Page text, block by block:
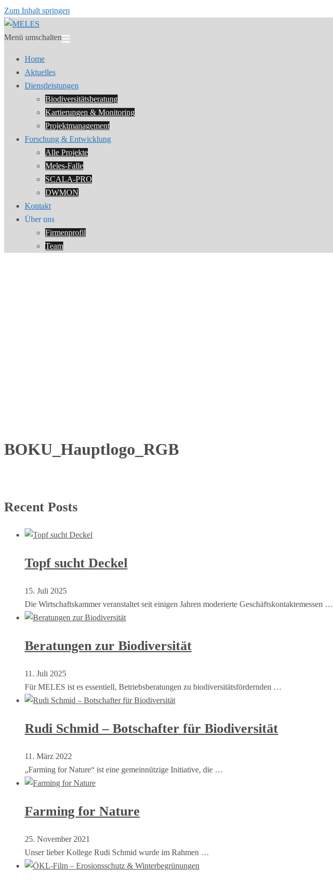
Zum Inhalt springen
Menü umschalten
Home
Aktuelles
Dienstleistungen
Biodiversitätsberatung
Kartierungen & Monitoring
Projektmanagement
Forschung & Entwicklung
Alle Projekte
Meles-Falle
SCALA-PRO
DWMON
Kontakt
Über uns
Firmenprofil
Team
BOKU_Hauptlogo_RGB
Recent Posts
Topf sucht Deckel
15. Juli 2025
Die Wirtschaftskammer veranstaltet seit einigen Jahren moderierte Geschäftskontaktemessen …
Beratungen zur Biodiversität
11. Juli 2025
Für MELES ist es essentiell, Betriebsberatungen zu biodiversitätsfördernden …
Rudi Schmid – Botschafter für Biodiversität
11. März 2022
„Farming for Nature“ ist eine gemeinnützige Initiative, die …
Farming for Nature
25. November 2021
Unser lieber Kollege Rudi Schmid wurde im Rahmen …